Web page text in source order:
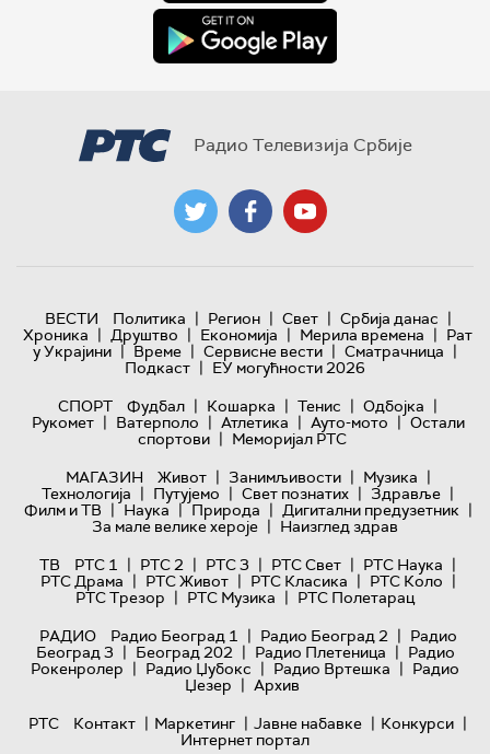
Радио Телевизија Србије
ВЕСТИ Политика | Регион | Свет | Србија данас |
Хроника | Друштво | Економија | Мерила времена | Рат
у Украјини | Време | Сервисне вести | Сматрачница |
Подкаст | ЕУ могућности 2026
СПОРТ
Фудбал | Кошарка | Тенис | Одбојка |
Рукомет | Ватерполо | Атлетика | Ауто-мото | Остали
спортови | Меморијал РТС
МАГАЗИН
Живот | Занимљивости | Музика |
Технологијa | Путујемо | Свет познатих | Здравље |
Филм и ТВ | Наука | Природа | Дигитални предузетник |
За мале велике хероје | Наизглед здрав
ТВ
РТС 1 | РТС 2 | РТС 3 | РТС Свет | РТС Наука |
РТС Драма | РТС Живот | РТС Класика | РТС Коло |
РТС Трезор | РТС Музика | РТС Полетарац
РАДИО
Радио Београд 1 | Радио Београд 2 | Радио
Београд 3 | Београд 202 | Радио Плетеница | Радио
Рокенролер | Радио Џубокс | Радио Вртешка | Радио
Џезер | Архив
РТС
Контакт | Маркетинг | Јавне набавке | Конкурси |
Интернет портал